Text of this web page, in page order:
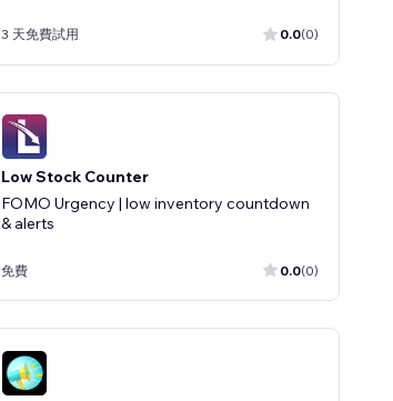
3 天免費試用 0.0(0)
Low Stock Counter
FOMO Urgency | low inventory countdown
& alerts
免費 0.0(0)